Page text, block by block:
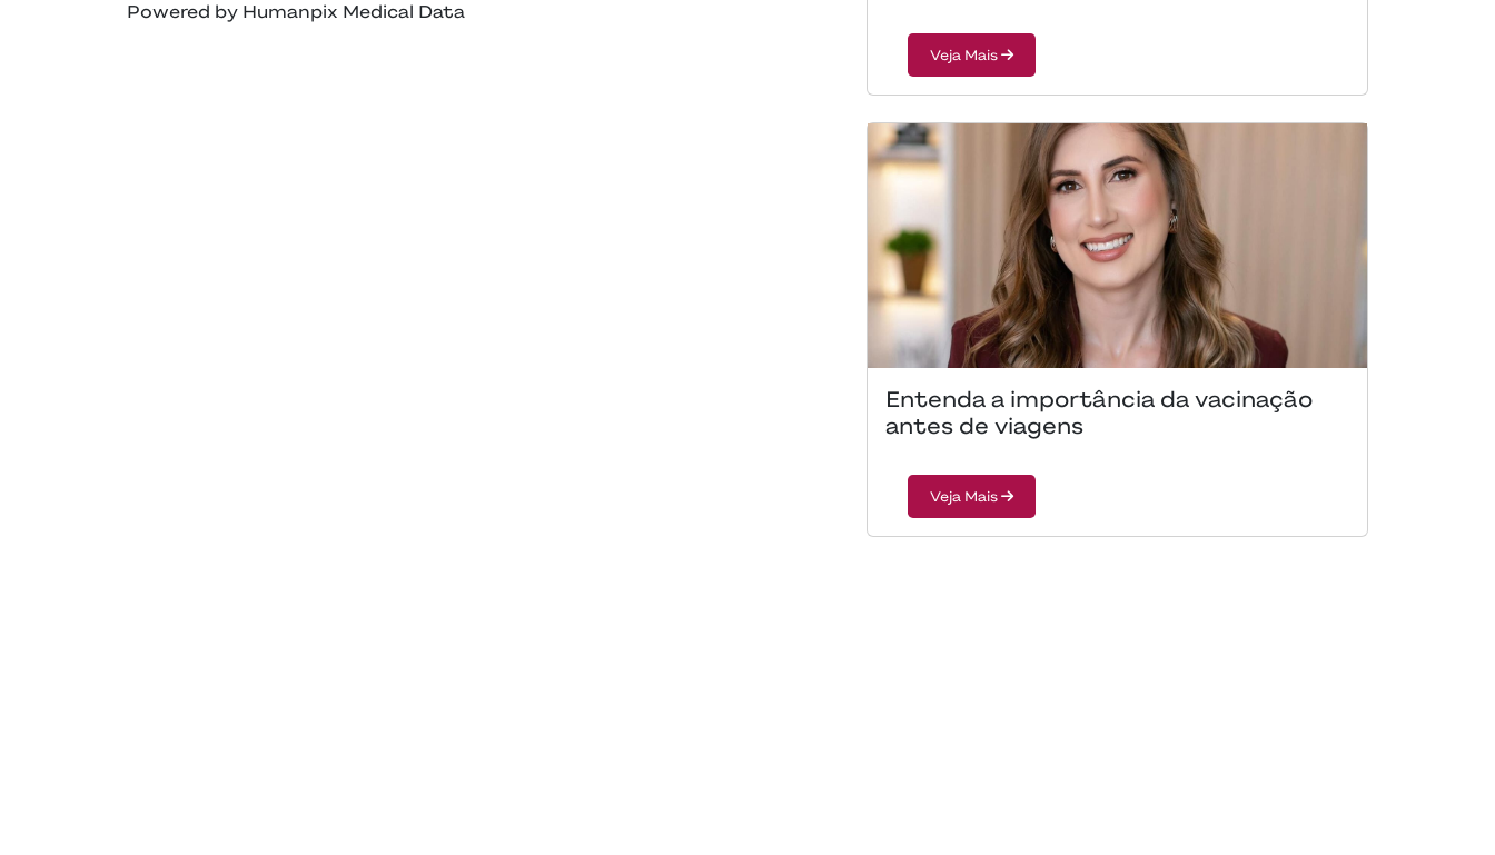
Powered by Humanpix Medical Data
Veja Mais
Entenda a importância da vacinação
antes de viagens
Veja Mais